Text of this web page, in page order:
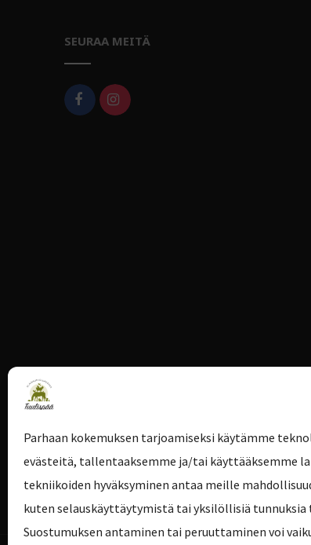
Parhaan kokemuksen tarjoamiseksi käytämme
evästeitä, tallentaaksemme ja/tai käyttääksemme
tekniikoiden hyväksyminen antaa meille
kuten selauskäyttäytymistä tai yksilöllisiä tunnuksia
Suostumuksen antaminen tai peruuttaminen voi
SEURAA MEITÄ